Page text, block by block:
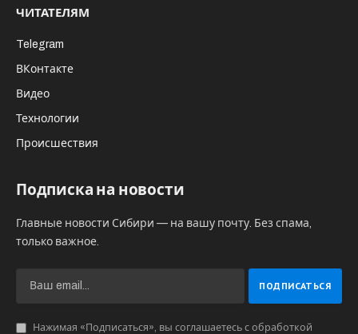
ЧИТАТЕЛЯМ
Telegram
ВКонтакте
Видео
Технологии
Происшествия
Подписка на новости
Главные новости Сибири — на вашу почту. Без спама,
только важное.
Нажимая «Подписаться», вы соглашаетесь с обработкой